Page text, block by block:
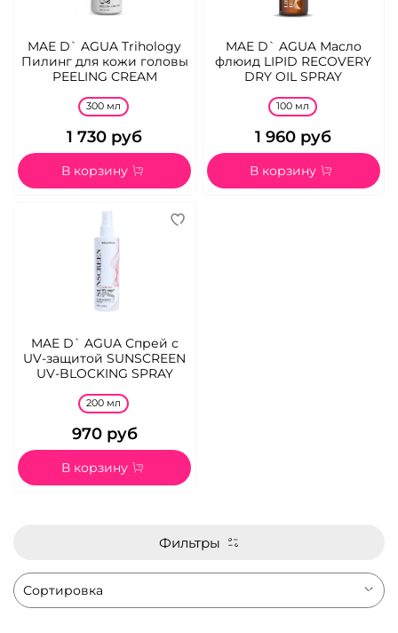
MAE D` AGUA Trihology
Пилинг для кожи головы
PEELING CREAM
300 мл
1 730 руб
В корзину
MAE D` AGUA Масло
флюид LIPID RECOVERY
DRY OIL SPRAY
100 мл
1 960 руб
В корзину
MAE D` AGUA Спрей с
UV-защитой SUNSCREEN
UV-BLOCKING SPRAY
200 мл
970 руб
В корзину
Фильтры